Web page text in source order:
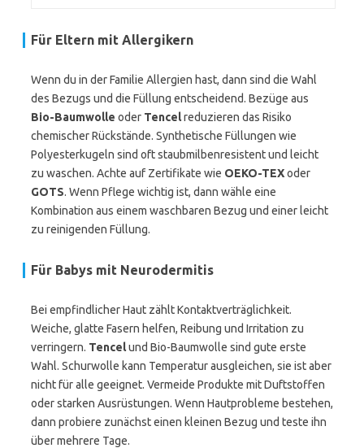
Für Eltern mit Allergikern
Wenn du in der Familie Allergien hast, dann sind die Wahl
des Bezugs und die Füllung entscheidend. Bezüge aus
Bio-Baumwolle oder Tencelreduzieren das Risiko
chemischer Rückstände. Synthetische Füllungen wie
Polyesterkugeln sind oft staubmilbenresistent und leicht
zu waschen. Achte auf Zertifikate wie OEKO-TEXoder
GOTS. Wenn Pflege wichtig ist, dann wähle eine
Kombination aus einem waschbaren Bezug und einer leicht
zu reinigenden Füllung.
Für Babys mit Neurodermitis
Bei empfindlicher Haut zählt Kontaktverträglichkeit.
Weiche, glatte Fasern helfen, Reibung und Irritation zu
verringern. Tencelund Bio-Baumwolle sind gute erste
Wahl. Schurwolle kann Temperatur ausgleichen, sie ist aber
nicht für alle geeignet. Vermeide Produkte mit Duftstoffen
oder starken Ausrüstungen. Wenn Hautprobleme bestehen,
dann probiere zunächst einen kleinen Bezug und teste ihn
über mehrere Tage.